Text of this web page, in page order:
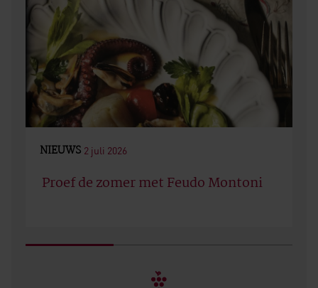
NIEUWS 2 juli 2026
Proef de zomer met Feudo Montoni